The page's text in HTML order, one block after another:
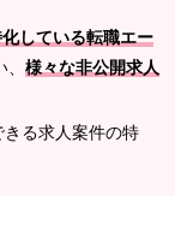
している転職エー
様々な非公開求人
る求人案件の特